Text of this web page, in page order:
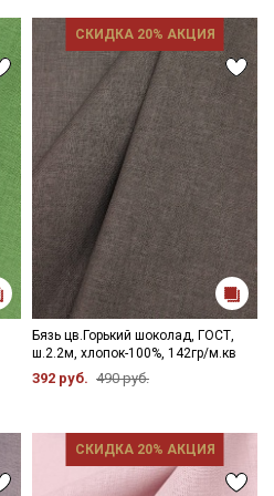
СКИДКА 20% АКЦИЯ
Бязь цв.Горький шоколад, ГОСТ,
ш.2.2м, хлопок-100%, 142гр/м.кв
392 руб. 490 руб.
СКИДКА 20% АКЦИЯ